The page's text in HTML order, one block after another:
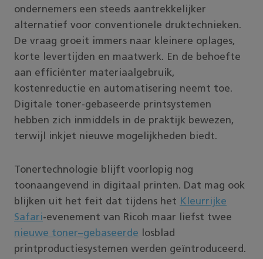
ondernemers een steeds aantrekkelijker
alternatief voor conventionele druktechnieken.
De vraag groeit immers naar kleinere oplages,
korte levertijden en maatwerk. En de behoefte
aan efficiënter materiaalgebruik,
kostenreductie en automatisering neemt toe.
Digitale toner-gebaseerde printsystemen
hebben zich inmiddels in de praktijk bewezen,
terwijl inkjet nieuwe mogelijkheden biedt.
Tonertechnologie blijft voorlopig nog
toonaangevend in digitaal printen. Dat mag ook
blijken uit het feit dat tijdens het Kleurrijke
Safari-evenement van Ricoh maar liefst twee
nieuwe toner–gebaseerde losblad
printproductiesystemen werden geïntroduceerd.